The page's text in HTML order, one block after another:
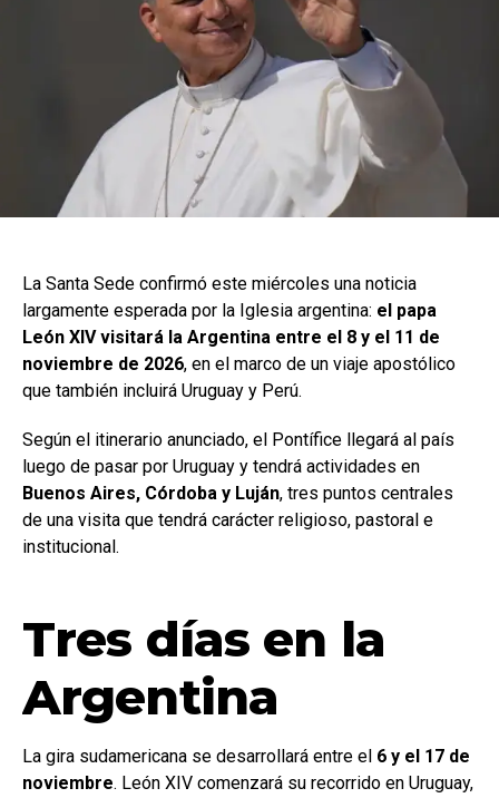
La Santa Sede confirmó este miércoles una noticia
largamente esperada por la Iglesia argentina: el papa
León XIV visitará la Argentina entre el 8 y el 11 de
noviembre de 2026, en el marco de un viaje apostólico
que también incluirá Uruguay y Perú.
Según el itinerario anunciado, el Pontífice llegará al país
luego de pasar por Uruguay y tendrá actividades en
Buenos Aires, Córdoba y Luján, tres puntos centrales
de una visita que tendrá carácter religioso, pastoral e
institucional.
Tres días en la
Argentina
La gira sudamericana se desarrollará entre el 6 y el 17 de
noviembre. León XIV comenzará su recorrido en Uruguay,